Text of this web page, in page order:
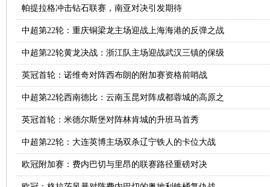
帕提拉格冲击钻石联赛，南亚对决引发期待
中超第22轮：重庆铜梁龙主场迎战上海海港的反弹之战
中超第22轮黄龙决战：浙江队主场迎战武汉三镇的保级
英冠首轮：诺维奇对阵西布朗的附加赛资格前哨战
中超第22轮西南德比：云南玉昆对阵成都蓉城的高原之
英冠首轮：米德尔斯堡对阵林肯城的升班马首秀
中超第22轮：大连英博主场双杀辽宁铁人的卡位大战
欧冠附加赛：费内巴切与里昂的联赛路径重磅对决